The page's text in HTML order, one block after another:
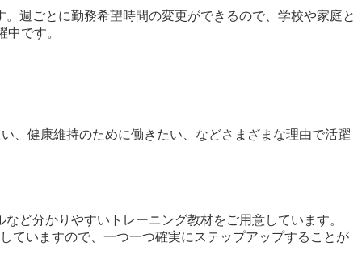
週ごとに勤務希望時間の変更ができるので、学校や家庭と
です。
、健康維持のために働きたい、などさまざまな理由で活躍
ど分かりやすいトレーニング教材をご用意しています。
ていますので、一つ一つ確実にステップアップすることが